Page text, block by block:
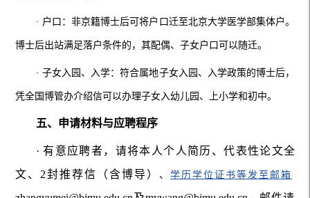
· 户口：非京籍博士后可将户口迁至北京大学医学部集体户。
博士后出站满足落户条件的，其配偶、子女户口可以随迁。
· 子女入园、入学：符合属地子女入园、入学政策的博士后，
凭全国博管办介绍信可以办理子女入幼儿园、上小学和初中。
五、申请材料与应聘程序
· 有意应聘者，请将本人个人简历、代表性论文全
文、2封推荐信（含博导）
、学历学位证书等发至邮箱